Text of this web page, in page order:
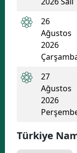
26
Ağustos
2026
27
Ağustos
2026
Türkiye